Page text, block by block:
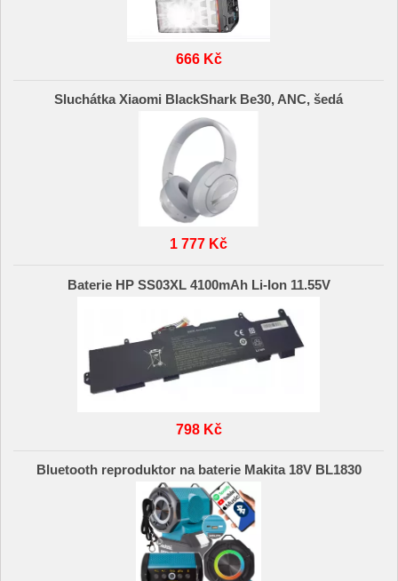
666 Kč
Sluchátka Xiaomi BlackShark Be30, ANC, šedá
1 777 Kč
Baterie HP SS03XL 4100mAh Li-Ion 11.55V
798 Kč
Bluetooth reproduktor na baterie Makita 18V BL1830